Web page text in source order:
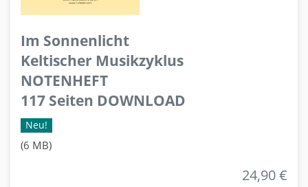
Im Sonnenlicht
Keltischer Musikzyklus
NOTENHEFT
117 Seiten DOWNLOAD
Neu!
(6 MB)
24,90 €